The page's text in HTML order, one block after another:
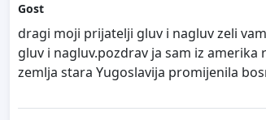
Gost
dragi moji prijatelji gluv i nagluv zeli
gluv i nagluv.pozdrav ja sam iz
zemlja stara Yugoslavija promijenila